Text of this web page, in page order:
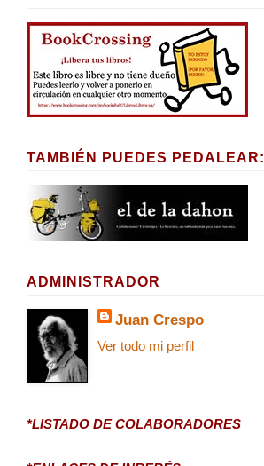
TAMBIÉN PUEDES PEDALEAR:
ADMINISTRADOR
Juan Crespo
Ver todo mi perfil
*LISTADO DE COLABORADORES